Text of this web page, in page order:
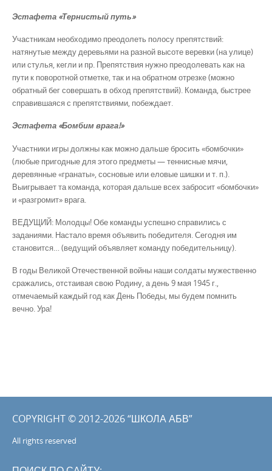
Эстафета «Тернистый путь»
Участникам необходимо преодолеть полосу препятствий:
натянутые между деревьями на разной высоте веревки (на улице)
или стулья, кегли и пр. Препятствия нужно преодолевать как на
пути к поворотной отметке, так и на обратном отрезке (можно
обратный бег совершать в обход препятствий). Команда, быстрее
справившаяся с препятствиями, побеждает.
Эстафета «Бомбим врага!»
Участники игры должны как можно дальше бросить «бомбочки»
(любые пригодные для этого предметы — теннисные мячи,
деревянные «гранаты», сосновые или еловые шишки и т. п.).
Выигрывает та команда, которая дальше всех забросит «бомбочки»
и «разгромит» врага.
ВЕДУЩИЙ: Молодцы! Обе команды успешно справились с
заданиями. Настало время объявить победителя. Сегодня им
становится… (ведущий объявляет команду победительницу).
В годы Великой Отечественной войны наши солдаты мужественно
сражались, отстаивая свою Родину, а день 9 мая 1945 г.,
отмечаемый каждый год как День Победы, мы будем помнить
вечно. Ура!
COPYRIGHT © 2012-2026 “ШКОЛА АБВ”
All rights reserved